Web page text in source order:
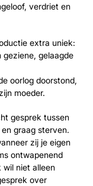
verdriet en
extra uniek:
geziene, gelaagde
oorlog doorstond,
moeder.
gesprek tussen
graag sterven.
zij je eigen
ontwapenend
wil niet alleen
over